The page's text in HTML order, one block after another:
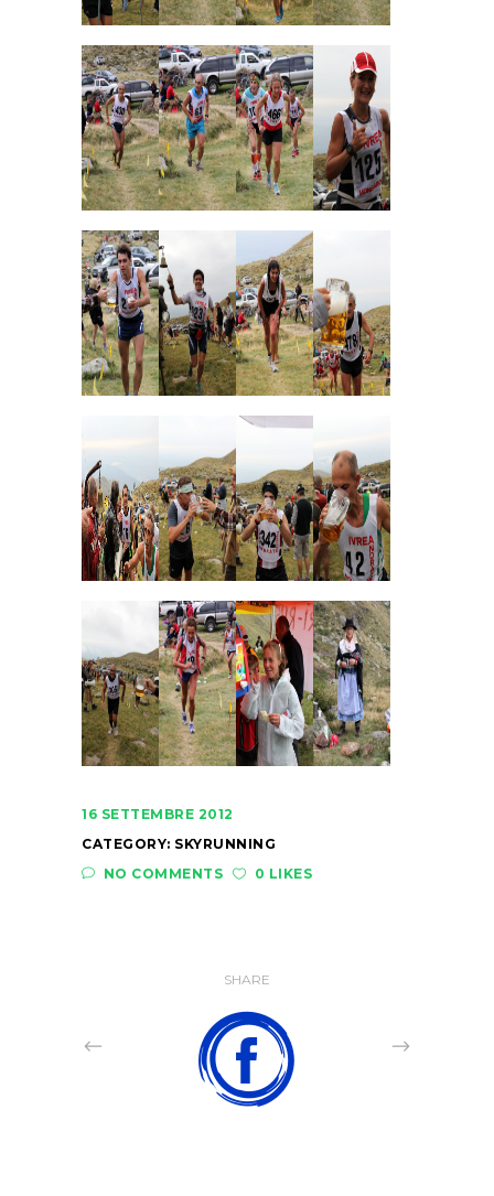
16 SETTEMBRE 2012
CATEGORY: SKYRUNNING
NO COMMENTS
0 LIKES
SHARE